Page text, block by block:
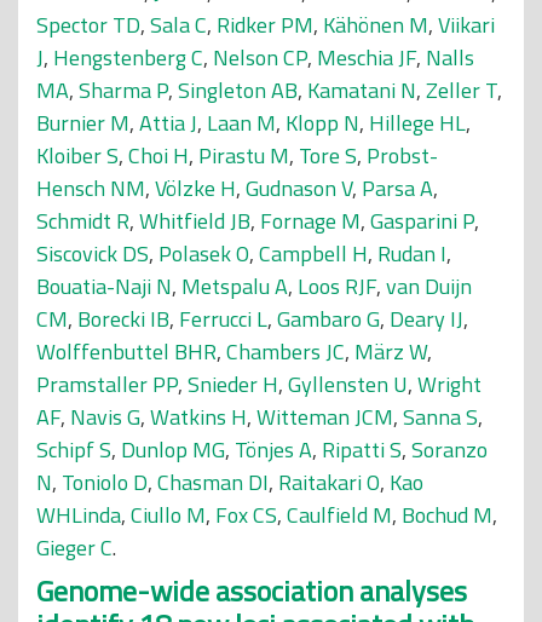
Spector TD,Sala C, Ridker PM, Kähönen M,Viikari
J, Hengstenberg C, Nelson CP, Meschia JF, Nalls
MA,Sharma P,Singleton AB, Kamatani N,Zeller T,
Burnier M,Attia J, Laan M, Klopp N, Hillege HL,
Kloiber S,Choi H, Pirastu M, Tore S, Probst-
Hensch NM,Völzke H,Gudnason V, Parsa A,
Schmidt R,Whitfield JB, Fornage M,Gasparini P,
Siscovick DS, Polasek O,Campbell H, Rudan I,
Bouatia-Naji N, Metspalu A, Loos RJF,van Duijn
CM, Borecki IB, Ferrucci L,Gambaro G, Deary IJ,
Wolffenbuttel BHR,Chambers JC, März W,
Pramstaller PP,Snieder H,Gyllensten U,Wright
AF, Navis G,Watkins H,Witteman JCM,Sanna S,
Schipf S, Dunlop MG, Tönjes A, Ripatti S,Soranzo
N, Toniolo D,Chasman DI, Raitakari O, Kao
WHLinda,Ciullo M, Fox CS,Caulfield M, Bochud M,
Gieger C.
Genome-wide association analyses